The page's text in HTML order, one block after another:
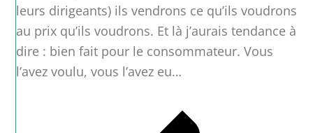
leurs dirigeants) ils vendrons ce qu’ils voudrons
au prix qu’ils voudrons. Et là j’aurais tendance à
dire : bien fait pour le consommateur. Vous
l’avez voulu, vous l’avez eu…